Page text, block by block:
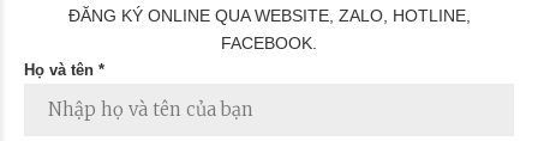
ĐĂNG KÝ ONLINE QUA WEBSITE, ZALO, HOTLINE,
FACEBOOK.
Họ và tên *